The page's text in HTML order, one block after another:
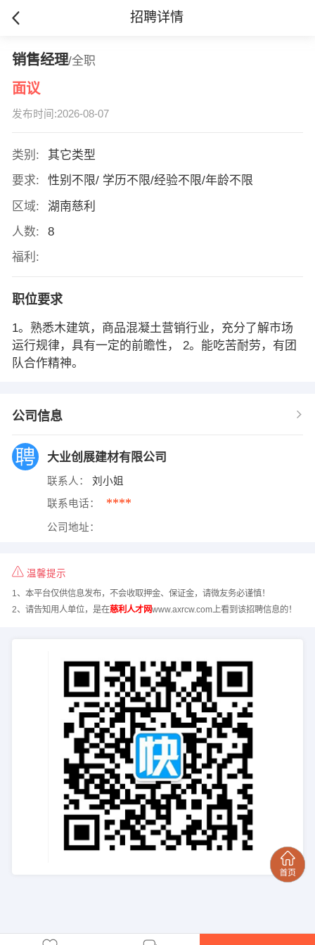
招聘详情
销售经理/全职
面议
发布时间:2026-08-07
类别:
其它类型
要求:
性别不限/ 学历不限/经验不限/年龄不限
区域:
湖南慈利
人数:
8
福利:
职位要求
1。熟悉木建筑，商品混凝土营销行业，充分了解市场
运行规律，具有一定的前瞻性， 2。能吃苦耐劳，有团
队合作精神。
公司信息
大业创展建材有限公司
联系人： 刘小姐
联系电话： ****
公司地址：
温馨提示
1、本平台仅供信息发布，不会收取押金、保证金，请微友务必谨慎！
2、请告知用人单位，是在慈利人才网www.axrcw.com上看到该招聘信息的！